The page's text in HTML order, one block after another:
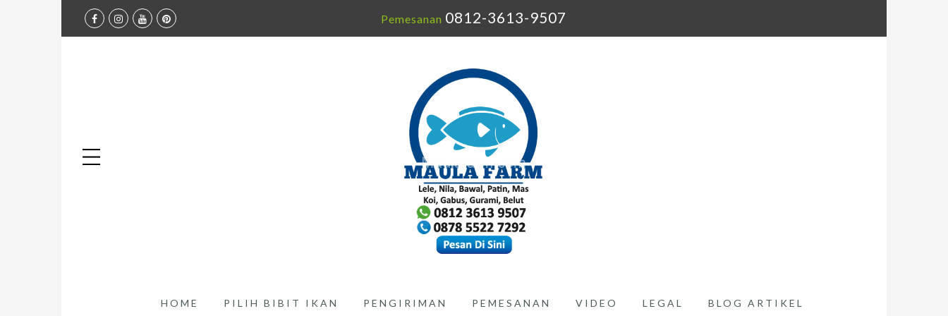
Pemesanan 0812-3613-9507
HOME PILIH BIBIT IKAN PENGIRIMAN PEMESANAN VIDEO LEGAL BLOG ARTIKEL